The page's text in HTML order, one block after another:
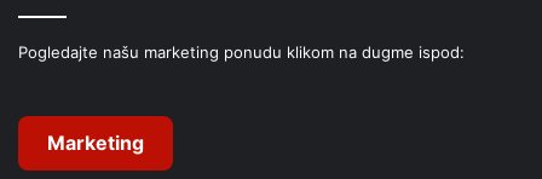
Pogledajte našu marketing ponudu klikom na dugme ispod:
Marketing